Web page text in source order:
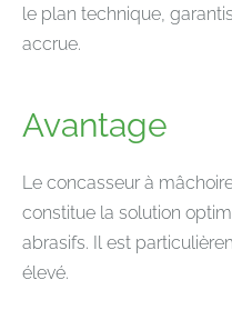
le plan technique,
accrue.
Avantage
Le concasseur à
constitue la solution
abrasifs. Il est
élevé.